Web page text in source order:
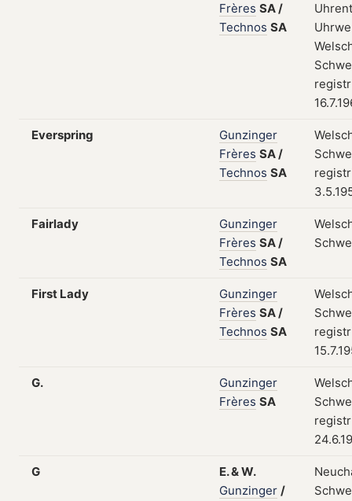
Frères SA/
Technos SA
Everspring
Gunzinger
Frères SA/
Technos SA
Fairlady
Gunzinger
Frères SA/
Technos SA
First Lady
Gunzinger
Frères SA/
Technos SA
G.
Gunzinger
Frères SA
G E.&W.
Gunzinger /